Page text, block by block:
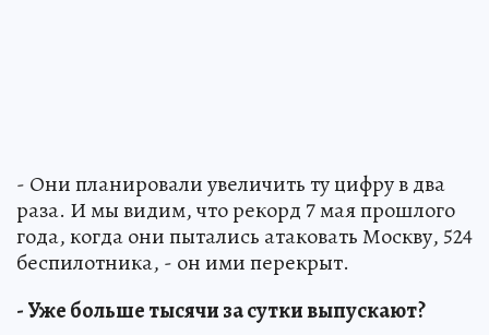
- Они планировали увеличить ту цифру в два
раза. И мы видим, что рекорд 7 мая прошлого
года, когда они пытались атаковать Москву, 524
беспилотника, - он ими перекрыт.
- Уже больше тысячи за сутки выпускают?